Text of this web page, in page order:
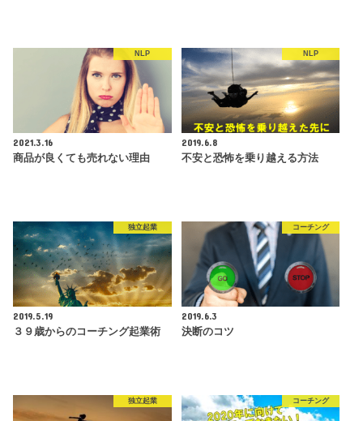
NLP
2021.3.16
商品が良くても売れない理由
NLP
2019.6.8
不安と恐怖を乗り越える方法
独立起業
2019.5.19
３９歳からのコーチング起業術
コーチング
2019.6.3
決断のコツ
独立起業 コーチング